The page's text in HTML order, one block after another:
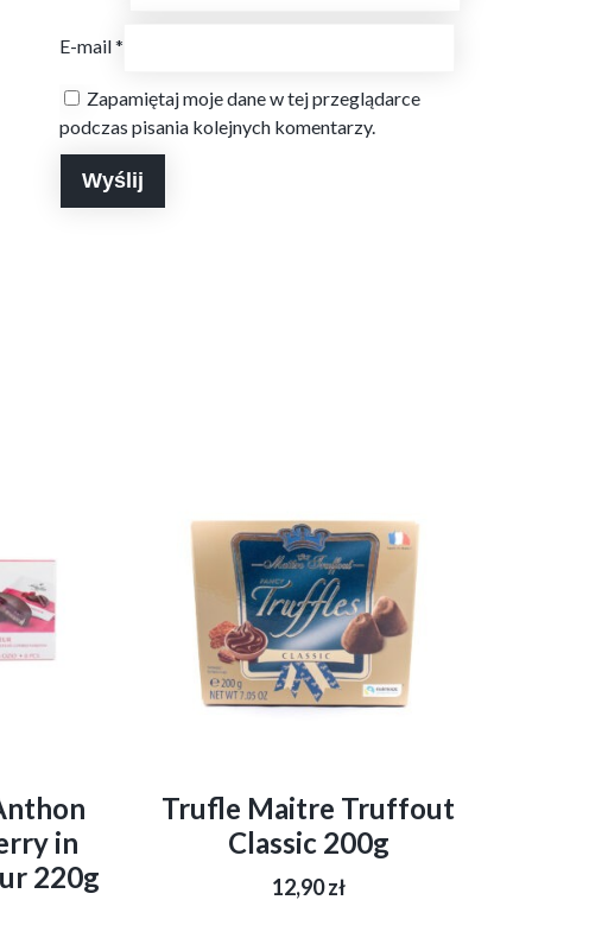
E-mail*
Zapamiętaj moje dane w tej przeglądarce
podczas pisania kolejnych komentarzy.
in
220g
Trufle Maitre Truffout
Classic 200g
12,90zł